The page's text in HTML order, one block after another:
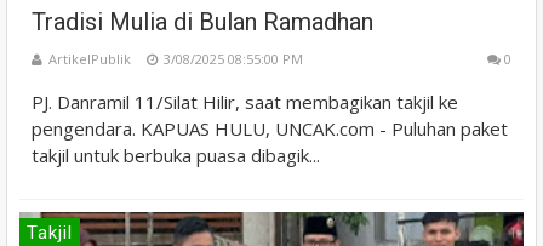
Tradisi Mulia di Bulan Ramadhan
ArtikelPublik 3/08/2025 08:55:00 PM 0
PJ. Danramil 11/Silat Hilir, saat membagikan takjil ke
pengendara. KAPUAS HULU, UNCAK.com - Puluhan paket
takjil untuk berbuka puasa dibagik...
Takjil